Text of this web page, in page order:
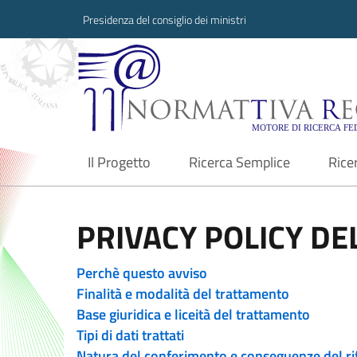
Presidenza del consiglio dei ministri
Normattiva
Il Progetto
current Ricerca Semplice
PRIVACY POLICY
Perchè questo avviso
Finalità e modalità del trattamento
Base giuridica e liceità del trattamento
Tipi di dati trattati